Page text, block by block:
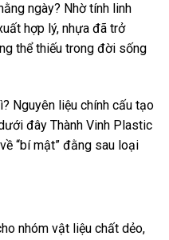
ngày? Nhờ tính linh
hợp lý, nhựa đã trở
thể thiếu trong đời sống
Nguyên liệu chính cấu tạo
đây Thành Vinh Plastic
“bí mật” đằng sau loại
nhóm vật liệu chất dẻo,